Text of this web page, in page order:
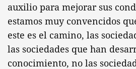
auxilio para mejorar sus
estamos muy convencidos
este es el camino, las
las sociedades que han
conocimiento, no las